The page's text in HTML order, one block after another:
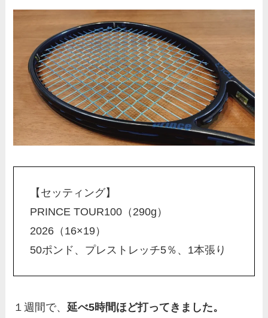
【セッティング】
PRINCE TOUR100（290g）
2026（16×19）
50ポンド、プレストレッチ5％、1本張り
１週間で、 延べ5時間ほど打ってきました。